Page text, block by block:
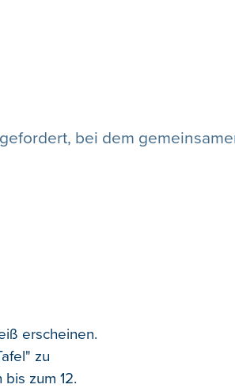
bei dem
erscheinen.
zu
zum 12.